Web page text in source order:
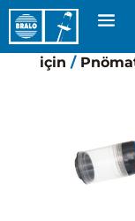
Ana Sayfa
için /